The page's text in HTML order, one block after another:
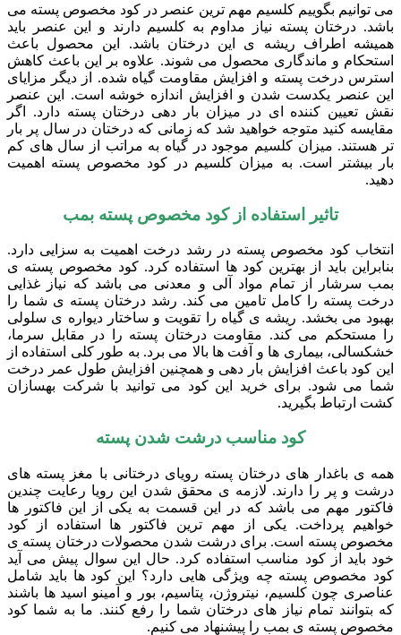
می توانیم بگوییم کلسیم مهم ترین عنصر در کود مخصوص پسته می
باشد. درختان پسته نیاز مداوم به کلسیم دارند و این عنصر باید
همیشه اطراف ریشه ی این درختان باشد. این محصول باعث
استحکام و ماندگاری محصول می شوند. علاوه بر این باعث کاهش
استرس درخت پسته و افزایش مقاومت گیاه شده. از دیگر مزایای
این عنصر یکدست شدن و افزایش اندازه خوشه است. این عنصر
نقش تعیین کننده ای در میزان بار دهی درختان پسته دارد. اگر
مقایسه کنید متوجه خواهید شد که زمانی که درختان در سال پر بار
تر هستند. میزان کلسیم موجود در گیاه به مراتب از سال های کم
بار بیشتر است. به میزان کلسیم در کود مخصوص پسته اهمیت
دهید.
تاثیر استفاده از کود مخصوص پسته بمب
انتخاب کود مخصوص پسته در رشد درخت اهمیت به سزایی دارد.
بنابراین باید از بهترین کود ها استفاده کرد. کود مخصوص پسته ی
بمب سرشار از تمام مواد آلی و معدنی می باشد که نیاز غذایی
درخت پسته را کامل تامین می کند. رشد درختان پسته ی شما را
بهبود می بخشد. ریشه ی گیاه را تقویت و ساختار دیواره ی سلولی
را مستحکم می کند. مقاومت درختان پسته را در مقابل سرما،
خشکسالی، بیماری ها و آفت ها بالا می برد. به طور کلی استفاده از
این کود باعث افزایش بار دهی و همچنین افزایش طول عمر درخت
شما می شود. برای خرید این کود می توانید با شرکت بهسازان
کشت ارتباط بگیرید.
کود مناسب درشت شدن پسته
همه ی باغدار های درختان پسته رویای درختانی با مغز پسته های
درشت و پر را دارند. لازمه ی محقق شدن این رویا رعایت چندین
فاکتور مهم می باشد که در این قسمت به یکی از این فاکتور ها
خواهیم پرداخت. یکی از مهم ترین فاکتور ها استفاده از کود
مخصوص پسته است. برای درشت شدن محصولات درختان پسته ی
خود باید از کود مناسب استفاده کرد. حال این سوال پیش می آید
کود مخصوص پسته چه ویژگی هایی دارد؟ این کود ها باید شامل
عناصری چون کلسیم، نیتروژن، پتاسیم، بور و آمینو اسید ها باشند
که بتوانند تمام نیاز های درختان شما را رفع کنند. ما به شما کود
مخصوص پسته ی بمب را پیشنهاد می کنیم.